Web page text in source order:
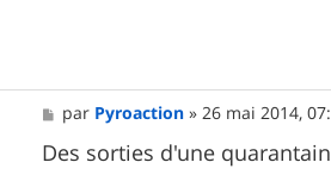
M
e
s
s
par Pyroaction »26 mai 2014,
Des sorties d'une